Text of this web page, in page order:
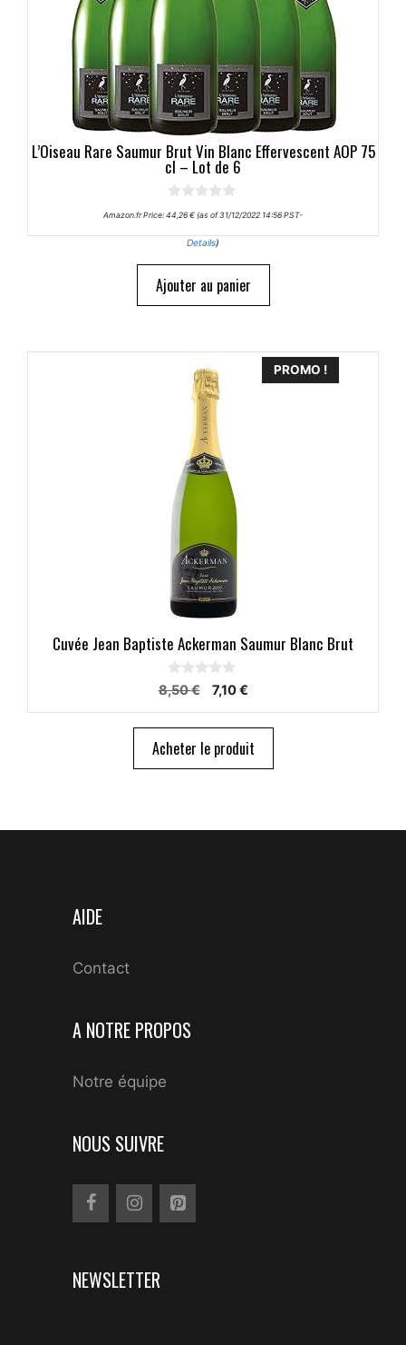
L’Oiseau Rare Saumur Brut Vin Blanc Effervescent AOP 75
cl – Lot de 6
0
s
u
Amazon.fr Price: 44,26 € (as of 31/12/2022 14:56 PST-
Details)
Ajouter au panier
PROMO !
Cuvée Jean Baptiste Ackerman Saumur Blanc Brut
0
s
u
8,50€
Le
était :
8,50 €.
7,10€Le
est :
7,10 €.
Acheter le produit
AIDE
Contact
A NOTRE PROPOS
Notre équipe
NOUS SUIVRE
NEWSLETTER